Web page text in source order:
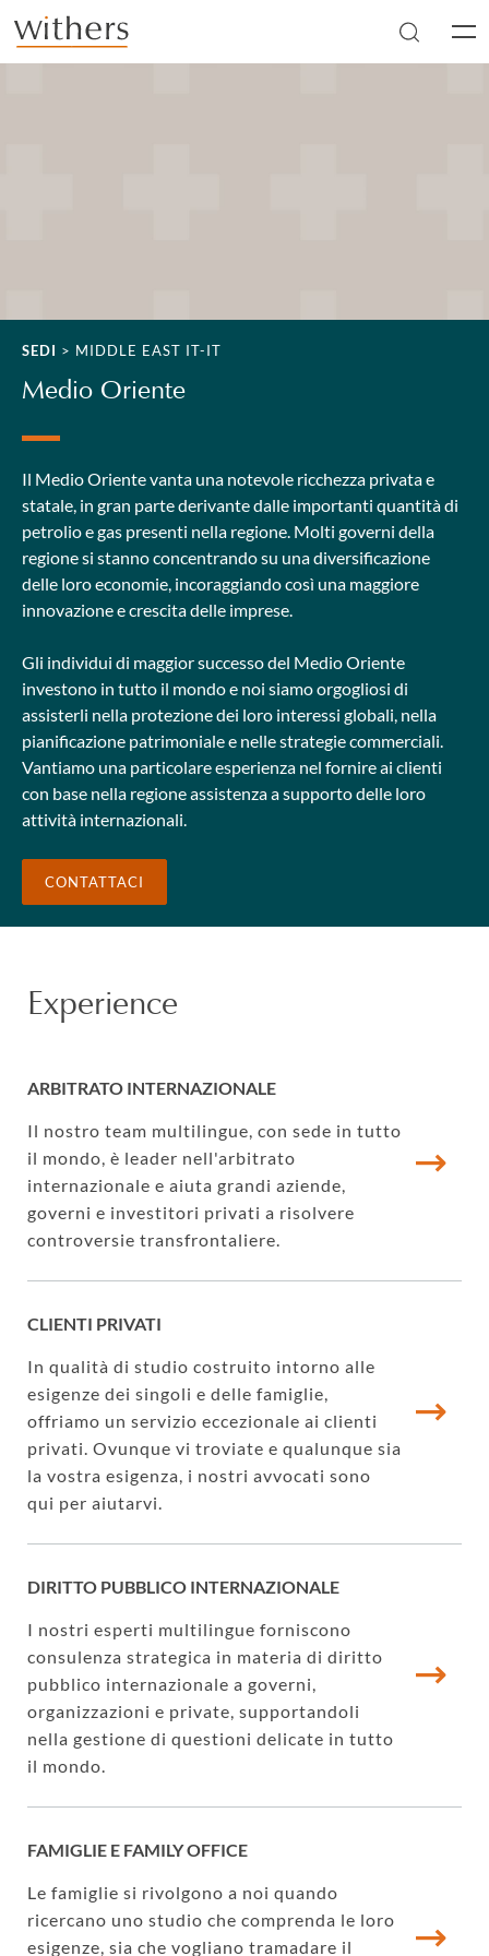
Skip to main content
SEDI > MIDDLE EAST IT-IT
Medio Oriente
Il Medio Oriente vanta una notevole ricchezza privata e
statale, in gran parte derivante dalle importanti quantità di
petrolio e gas presenti nella regione. Molti governi della
regione si stanno concentrando su una diversificazione
delle loro economie, incoraggiando così una maggiore
innovazione e crescita delle imprese.
Gli individui di maggior successo del Medio Oriente
investono in tutto il mondo e noi siamo orgogliosi di
assisterli nella protezione dei loro interessi globali, nella
pianificazione patrimoniale e nelle strategie commerciali.
Vantiamo una particolare esperienza nel fornire ai clienti
con base nella regione assistenza a supporto delle loro
attività internazionali.
CONTATTACI
Experience
ARBITRATO INTERNAZIONALE
Il nostro team multilingue, con sede in tutto
il mondo, è leader nell'arbitrato
internazionale e aiuta grandi aziende,
governi e investitori privati a risolvere
controversie transfrontaliere.
CLIENTI PRIVATI
In qualità di studio costruito intorno alle
esigenze dei singoli e delle famiglie,
offriamo un servizio eccezionale ai clienti
privati. Ovunque vi troviate e qualunque sia
la vostra esigenza, i nostri avvocati sono
qui per aiutarvi.
DIRITTO PUBBLICO INTERNAZIONALE
I nostri esperti multilingue forniscono
consulenza strategica in materia di diritto
pubblico internazionale a governi,
organizzazioni e private, supportandoli
nella gestione di questioni delicate in tutto
il mondo.
FAMIGLIE E FAMILY OFFICE
Le famiglie si rivolgono a noi quando
ricercano uno studio che comprenda le loro
esigenze, sia che vogliano tramadare il